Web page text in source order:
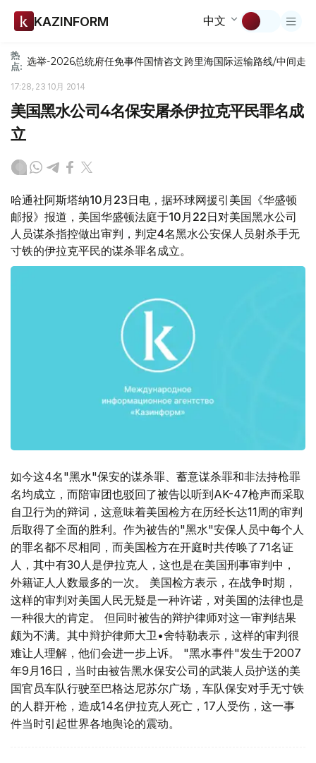
KAZINFORM 中文
热
点: 选举-2026总统府任免事件国情咨文跨里海国际运输路线/中间走廊
17:28, 23 10月 2014
美国黑水公司4名保安屠杀伊拉克平民罪名成
立
哈通社阿斯塔纳10月23日电，据环球网援引美国《华盛顿
邮报》报道，美国华盛顿法庭于10月22日对美国黑水公司
人员谋杀指控做出审判，判定4名黑水公安保人员射杀手无
寸铁的伊拉克平民的谋杀罪名成立。
如今这4名"黑水"保安的谋杀罪、蓄意谋杀罪和非法持枪罪
名均成立，而陪审团也驳回了被告以听到AK-47枪声而采取
自卫行为的辩词，这意味着美国检方在历经长达11周的审判
后取得了全面的胜利。作为被告的"黑水"安保人员中每个人
的罪名都不尽相同，而美国检方在开庭时共传唤了71名证
人，其中有30人是伊拉克人，这也是在美国刑事审判中，
外籍证人人数最多的一次。 美国检方表示，在战争时期，
这样的审判对美国人民无疑是一种许诺，对美国的法律也是
一种很大的肯定。 但同时被告的辩护律师对这一审判结果
颇为不满。其中辩护律师大卫•舍特勒表示，这样的审判很
难让人理解，他们会进一步上诉。 "黑水事件"发生于2007
年9月16日，当时由被告黑水保安公司的武装人员护送的美
国官员车队行驶至巴格达尼苏尔广场，车队保安对手无寸铁
的人群开枪，造成14名伊拉克人死亡，17人受伤，这一事
件当时引起世界各地舆论的震动。